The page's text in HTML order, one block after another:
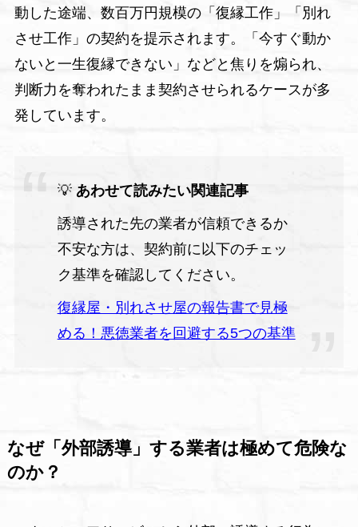
動した途端、数百万円規模の「復縁工作」「別れ
させ工作」の契約を提示されます。「今すぐ動か
ないと一生復縁できない」などと焦りを煽られ、
判断力を奪われたまま契約させられるケースが多
発しています。
💡 あわせて読みたい関連記事
誘導された先の業者が信頼できるか
不安な方は、契約前に以下のチェッ
ク基準を確認してください。
復縁屋・別れさせ屋の報告書で見極
める！悪徳業者を回避する5つの基準
なぜ「外部誘導」する業者は極めて危険な
のか？